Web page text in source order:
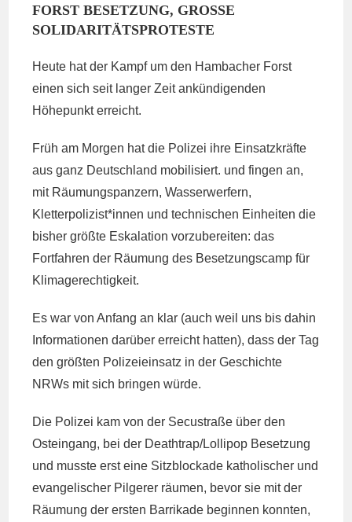
FORST BESETZUNG, GROSSE S
OLIDARITÄTSPROTESTE
Heute hat der Kampf um den Hambacher Forst
einen sich seit langer Zeit ankündigenden
Höhepunkt erreicht.
Früh am Morgen hat die Polizei ihre Einsatzkräfte
aus ganz Deutschland mobilisiert. und fingen an,
mit Räumungspanzern, Wasserwerfern,
Kletterpolizist*innen und technischen Einheiten die
bisher größte Eskalation vorzubereiten: das
Fortfahren der Räumung des Besetzungscamp für
Klimagerechtigkeit.
Es war von Anfang an klar (auch weil uns bis dahin
Informationen darüber erreicht hatten), dass der Tag
den größten Polizeieinsatz in der Geschichte
NRWs mit sich bringen würde.
Die Polizei kam von der Secustraße über den
Osteingang, bei der Deathtrap/Lollipop Besetzung
und musste erst eine Sitzblockade katholischer und
evangelischer Pilgerer räumen, bevor sie mit der
Räumung der ersten Barrikade beginnen konnten,